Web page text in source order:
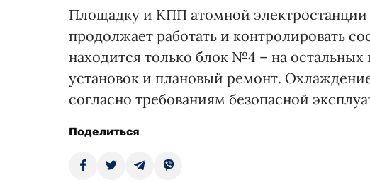
Площадку и КПП атомной электростанции
продолжает работать и контролировать
находится только блок №4 – на
установок и плановый ремонт.
согласно требованиям безопасной
Поделиться